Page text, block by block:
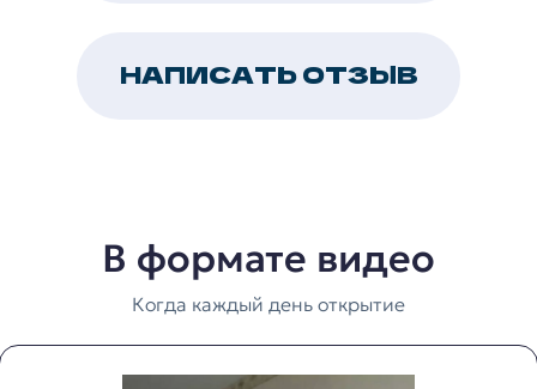
НАПИСАТЬ ОТЗЫВ
В формате видео
Когда каждый день открытие